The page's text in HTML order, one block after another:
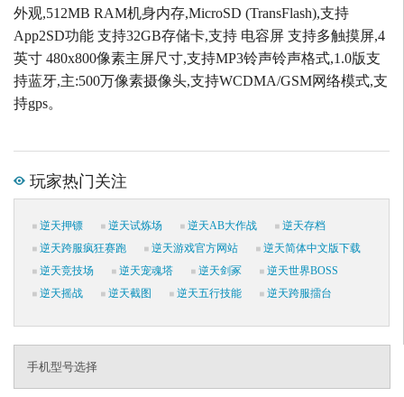
外观,512MB RAM机身内存,MicroSD (TransFlash),支持
App2SD功能 支持32GB存储卡,支持 电容屏 支持多触摸屏,4
英寸 480x800像素主屏尺寸,支持MP3铃声铃声格式,1.0版支
持蓝牙,主:500万像素摄像头,支持WCDMA/GSM网络模式,支
持gps。
玩家热门关注
逆天押镖 逆天试炼场 逆天AB大作战
逆天存档
逆天跨服疯狂赛跑
逆天游戏官方网站
逆天简体中文版下载
逆天竞技场
逆天宠魂塔 逆天剑冢
逆天世界BOSS
逆天摇战
逆天截图 逆天五行技能 逆天跨服擂台
手机型号选择